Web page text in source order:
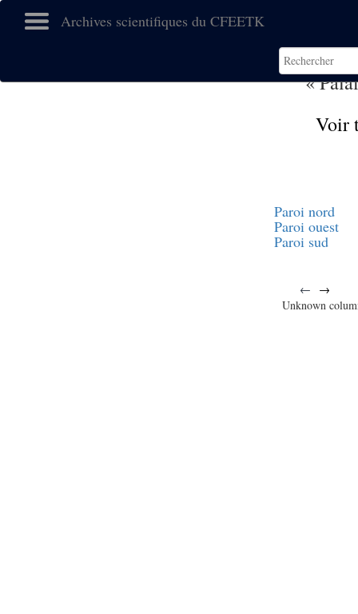
Archives scientifiques du CFEETK
«
Voir
Paroi nord
Paroi ouest
Paroi sud
←
→
Unknown